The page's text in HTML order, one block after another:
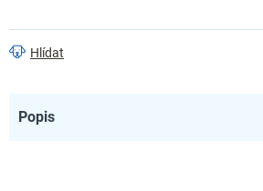
Hlídat
Popis